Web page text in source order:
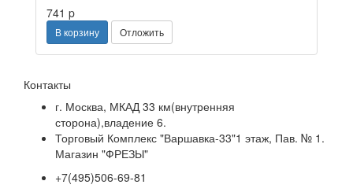
741 p
В корзину Отложить
Контакты
г. Москва, МКАД 33 км(внутренняя
сторона),владение 6.
Торговый Комплекс "Варшавка-33"1 этаж, Пав. № 1.
Магазин "ФРЕЗЫ"
+7(495)506-69-81